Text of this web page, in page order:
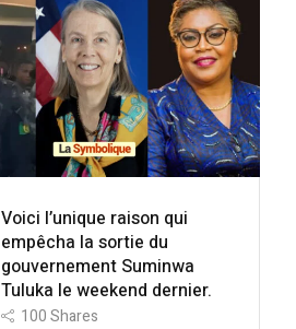
Voici l’unique raison qui
empêcha la sortie du
gouvernement Suminwa
Tuluka le weekend dernier.
100Shares